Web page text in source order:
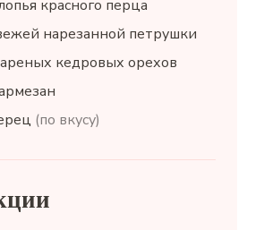
красного перца
нарезанной петрушки
кедровых орехов
(по вкусу)